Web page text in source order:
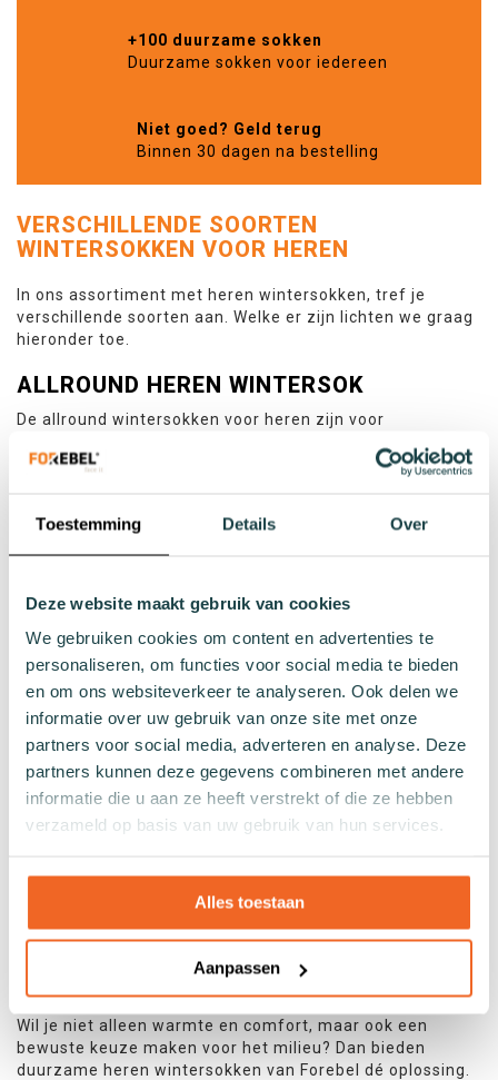
Toestemming Details Over
Deze website maakt gebruik van cookies
We gebruiken cookies om content en advertenties te
personaliseren, om functies voor social media te bieden
en om ons websiteverkeer te analyseren. Ook delen we
informatie over uw gebruik van onze site met onze
partners voor social media, adverteren en analyse. Deze
partners kunnen deze gegevens combineren met andere
informatie die u aan ze heeft verstrekt of die ze hebben
verzameld op basis van uw gebruik van hun services.
Alles toestaan
Aanpassen
+100 duurzame sokken
Duurzame sokken voor iedereen
Niet goed? Geld terug
Binnen 30 dagen na bestelling
VERSCHILLENDE SOORTEN
WINTERSOKKEN VOOR HEREN
In ons assortiment met heren wintersokken, tref je
verschillende soorten aan. Welke er zijn lichten we graag
hieronder toe.
ALLROUND HEREN WINTERSOK
De allround wintersokken voor heren zijn voor
de haard zit of een wandeling maakt; deze sokken zitten
TREKKING WINTERSOK VOOR HEREN
bieden deze sokken namelijk ook comfort en
bescherming.
HEREN THERMOSOK
Thermosokken houden je voeten op een goede en warme
temperatuur. Naast warmte bieden deze sokken ook
comfort en verademing.
KERST WINTERSOKKEN VOOR HEREN
Speciaal voor kerst zijn er ook herensokken uitgebracht
Perfect voor onder je pak, boven een paar sneakers of
gewoon zo op de bank.
DUURZAME HEREN WINTERSOKKEN VAN
Wil je niet alleen warmte en comfort, maar ook een
bewuste keuze maken voor het milieu? Dan bieden
duurzame heren wintersokken van Forebel dé oplossing.